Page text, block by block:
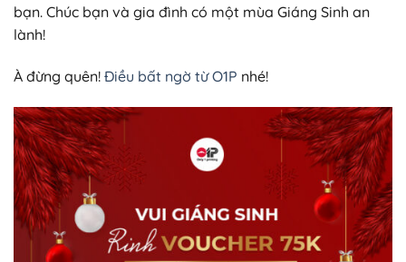
bạn. Chúc bạn và gia đình có một mùa Giáng Sinh an
lành!
À đừng quên! Điều bất ngờ từ O1P nhé!